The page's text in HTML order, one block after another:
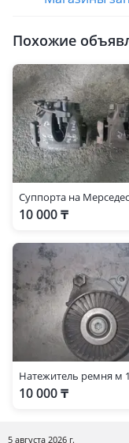
Похожие
10 000 ₸
Натежитель ремня м
10 000 ₸
5 августа 2026 г.